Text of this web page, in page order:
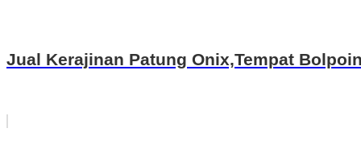
Jual Kerajinan Patung Onix,Tempat